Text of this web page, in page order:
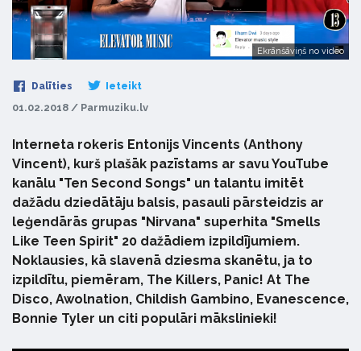
Ekrānšāviņš no video
Dalīties Ieteikt
01.02.2018 / Parmuziku.lv
Interneta rokeris Entonijs Vincents (Anthony
Vincent), kurš plašāk pazīstams ar savu YouTube
kanālu "Ten Second Songs" un talantu imitēt
dažādu dziedātāju balsis, pasauli pārsteidzis ar
leģendārās grupas "Nirvana" superhita "Smells
Like Teen Spirit" 20 dažādiem izpildījumiem.
Noklausies, kā slavenā dziesma skanētu, ja to
izpildītu, piemēram, The Killers, Panic! At The
Disco, Awolnation, Childish Gambino, Evanescence,
Bonnie Tyler un citi populāri mākslinieki!